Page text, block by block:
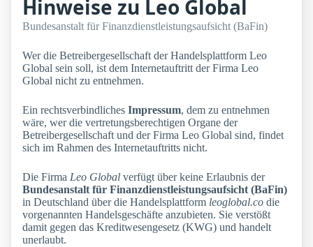
Hinweise zu Leo Global
Bundesanstalt für Finanzdienstleistungsaufsicht (BaFin)
Wer die Betreibergesellschaft der Handelsplattform Leo
Global sein soll, ist dem Internetauftritt der Firma Leo
Global nicht zu entnehmen.
Ein rechtsverbindliches Impressum, dem zu entnehmen
wäre, wer die vertretungsberechtigen Organe der
Betreibergesellschaft und der Firma Leo Global sind, findet
sich im Rahmen des Internetauftritts nicht.
Die Firma Leo Global verfügt über keine Erlaubnis der
Bundesanstalt für Finanzdienstleistungsaufsicht (BaFin)
in Deutschland über die Handelsplattform leoglobal.co die
vorgenannten Handelsgeschäfte anzubieten. Sie verstößt
damit gegen das Kreditwesengesetz (KWG) und handelt
unerlaubt.